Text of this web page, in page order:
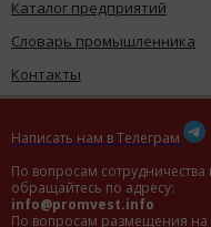
Каталог предприятий
Словарь промышленника
Контакты
Написать нам в Телеграм
По вопросам
обращайтесь по адресу:
info@promvest.info
По вопросам размещения на